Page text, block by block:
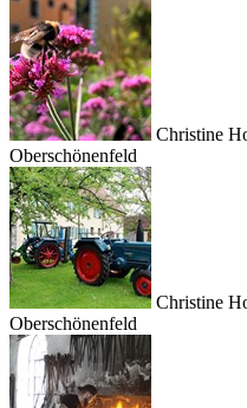
Christine
Oberschönenfeld
Christine
Oberschönenfeld